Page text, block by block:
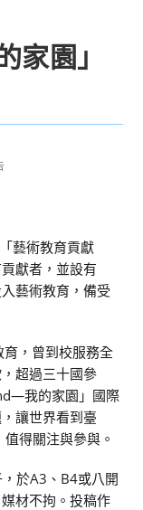
園」
藝術教育貢獻
獻者，並設有
藝術教育，備受
，曾到校服務全
超過三十國參
我的家園」國際
讓世界看到臺
得關注與參與。
於A3、B4或八開
材不拘。投稿作